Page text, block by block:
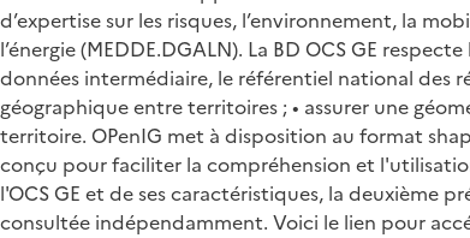
d’expertise sur les risques, l’environnement, la
l’énergie (MEDDE.DGALN). La BD OCS GE
données intermédiaire, le référentiel national des
géographique entre territoires ; • assurer une
territoire. OPenIG met à disposition au format
conçu pour faciliter la compréhension et
l'OCS GE et de ses caractéristiques, la deuxième
consultée indépendamment. Voici le lien pour